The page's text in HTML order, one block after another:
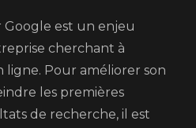
est un enjeu
cherchant à
ligne. Pour améliorer son
les premières
de recherche, il est